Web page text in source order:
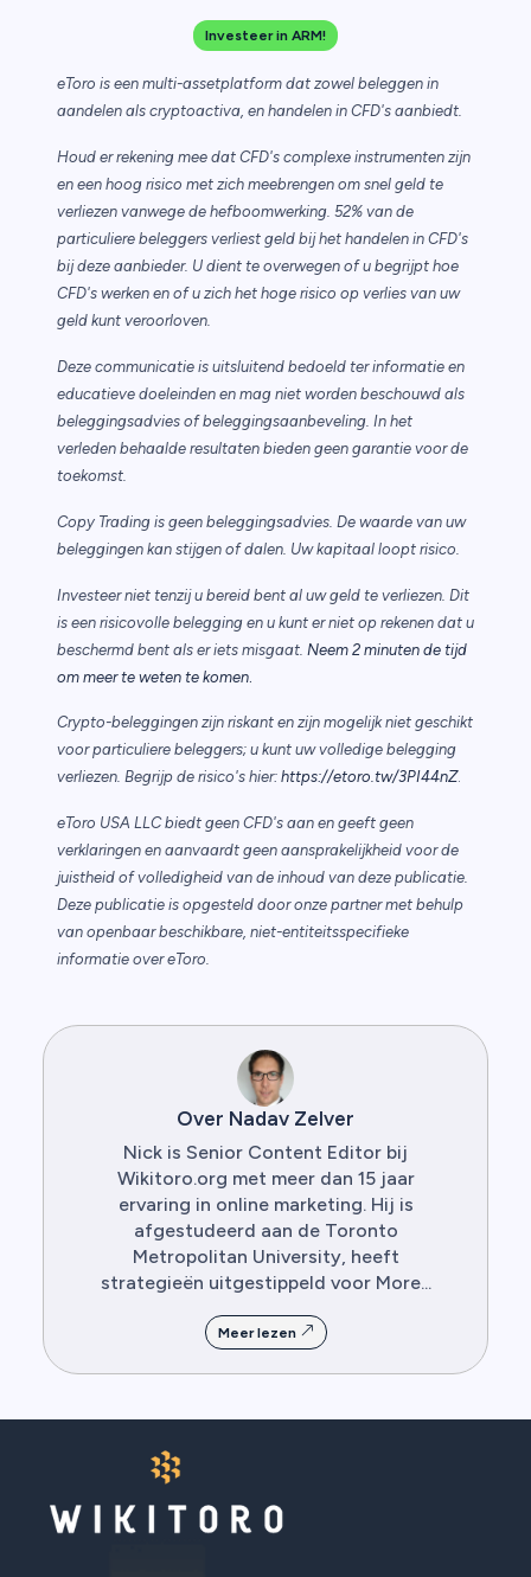
Investeer in ARM!
eToro is een multi-assetplatform dat zowel beleggen in
aandelen als cryptoactiva, en handelen in CFD's aanbiedt.
Houd er rekening mee dat CFD's complexe instrumenten zijn
en een hoog risico met zich meebrengen om snel geld te
verliezen vanwege de hefboomwerking. 52% van de
particuliere beleggers verliest geld bij het handelen in CFD's
bij deze aanbieder. U dient te overwegen of u begrijpt hoe
CFD's werken en of u zich het hoge risico op verlies van uw
geld kunt veroorloven.
Deze communicatie is uitsluitend bedoeld ter informatie en
educatieve doeleinden en mag niet worden beschouwd als
beleggingsadvies of beleggingsaanbeveling. In het
verleden behaalde resultaten bieden geen garantie voor de
toekomst.
Copy Trading is geen beleggingsadvies. De waarde van uw
beleggingen kan stijgen of dalen. Uw kapitaal loopt risico.
Investeer niet tenzij u bereid bent al uw geld te verliezen. Dit
is een risicovolle belegging en u kunt er niet op rekenen dat u
beschermd bent als er iets misgaat. Neem 2 minuten de tijd
om meer te weten te komen
Crypto-beleggingen zijn riskant en zijn mogelijk niet geschikt
voor particuliere beleggers; u kunt uw volledige belegging
verliezen. Begrijp de risico's hier: https://etoro.tw/3PI44nZ.
eToro USA LLC biedt geen CFD's aan en geeft geen
verklaringen en aanvaardt geen aansprakelijkheid voor de
juistheid of volledigheid van de inhoud van deze publicatie.
Deze publicatie is opgesteld door onze partner met behulp
van openbaar beschikbare, niet-entiteitsspecifieke
informatie over eToro.
Over Nadav Zelver
Nick is Senior Content Editor bij
Wikitoro.org met meer dan 15 jaar
ervaring in online marketing. Hij is
afgestudeerd aan de Toronto
Metropolitan University, heeft
strategieën uitgestippeld voor More...
Meer lezen